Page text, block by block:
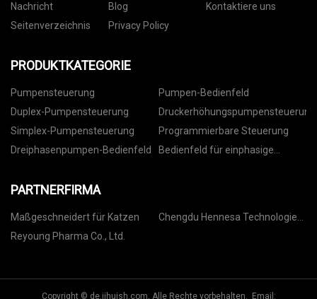
Nachricht
Blog
Kontaktiere uns
Seitenverzeichnis
Privacy Policy
PRODUKTKATEGORIE
Pumpensteuerung
Pumpen-Bedienfeld
Duplex-Pumpensteuerung
Druckerhöhungspumpensteuerung
Simplex-Pumpensteuerung
Programmierbare Steuerung
Dreiphasenpumpen-Bedienfeld
Bedienfeld für einphasige
PARTNERFIRMA
Maßgeschneidert für Katzen
Chengdu Hennesa Technologie
Reyoung Pharma Co., Ltd.
Copyright © de.jihuish.com, Alle Rechte vorbehalten. Email: